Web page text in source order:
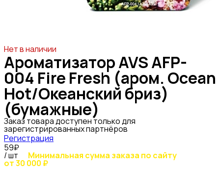
Нет в наличии
Ароматизатор AVS AFP-
004 Fire Fresh (аром. Ocean
Hot/Океанский бриз)
(бумажные)
Заказ товара доступен только для
зарегистрированных партнёров
Регистрация
59₽
/ шт Минимальная сумма заказа по сайту
от 30 000 ₽